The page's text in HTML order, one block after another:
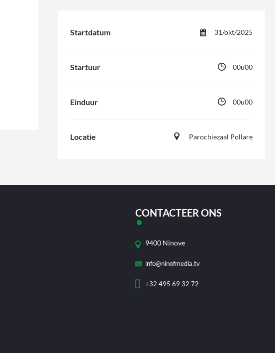
Startdatum 31/okt/2025
Startuur 00u00
Einduur 00u00
Locatie Parochiezaal Pollare
CONTACTEER ONS
9400 Ninove
info@ninofmedia.tv
+32 495 69 32 72